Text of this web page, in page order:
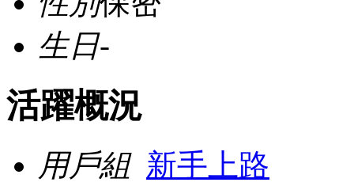
生日-
活躍概況
用戶組 新手上路